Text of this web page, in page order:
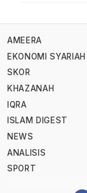
AMEERA
EKONOMI SYARIAH
SKOR
KHAZANAH
IQRA
ISLAM DIGEST
NEWS
ANALISIS
SPORT